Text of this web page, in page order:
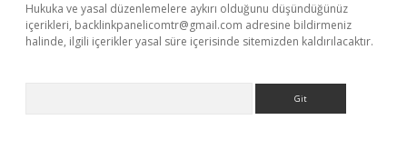
Hukuka ve yasal düzenlemelere aykırı olduğunu düşündüğünüz
içerikleri, backlinkpanelicomtr@gmail.com adresine bildirmeniz
halinde, ilgili içerikler yasal süre içerisinde sitemizden kaldırılacaktır.